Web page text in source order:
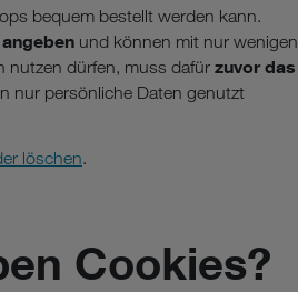
bequem bestellt werden kann.
und können mit nur wenigen
nutzen dürfen, muss dafür zuvor das
nur persönliche Daten genutzt
löschen.
Cookies?